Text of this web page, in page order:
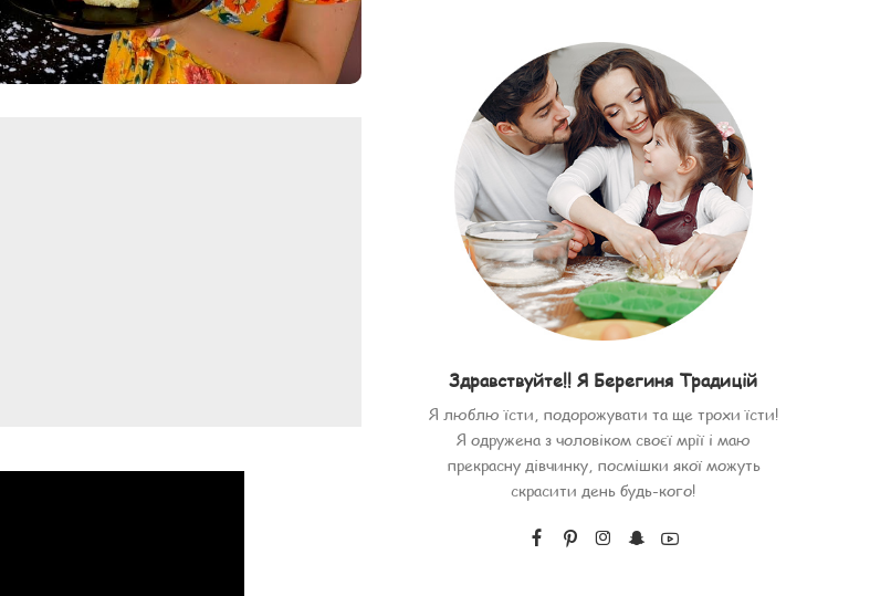
Здравствуйте!! Я Берегиня Традицій
Я люблю їсти, подорожувати та ще трохи їсти!
Я одружена з чоловіком своєї мрії і маю
прекрасну дівчинку, посмішки якої можуть
скрасити день будь-кого!